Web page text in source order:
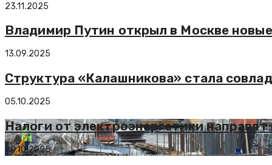
23.11.2025
Владимир Путин открыл в Москве
13.09.2025
Структура «Калашникова» стала
05.10.2025
Налоги от электроэнергетики
20.10.2025